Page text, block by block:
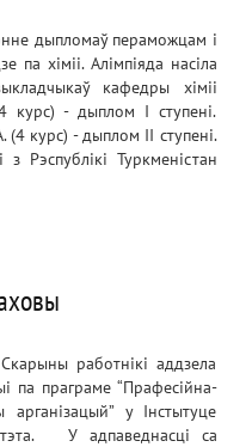
дыпломаў пераможцам і
па хіміі. Алімпіяда насіла
кафедры хіміі
курс) - дыплом I ступені.
(4 курс) - дыплом II ступені.
Рэспублікі Туркменістан
работнікі аддзела
па праграме “Прафесійна-
у Інстытуце
У адпаведнасці са